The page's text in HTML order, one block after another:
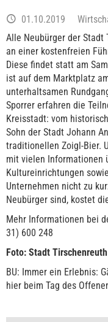
01.10.2019
Alle Neubürger der
an einer kostenfreien
Diese findet statt am
ist auf dem Marktplatz
unterhaltsamen
Sporrer erfahren die
Kreisstadt: vom
Sohn der Stadt Johann
traditionellen Zoigl-Bier.
mit vielen Informationen
Kultureinrichtungen
Unternehmen nicht zu
Neubürger sind, kostet
Mehr Informationen bei
31) 600 248
Foto: Stadt
BU: Immer ein Erlebnis:
hier beim Tag des